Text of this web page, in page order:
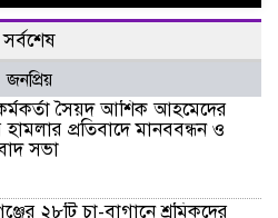
সর্বশেষ
জনপ্রিয়
সৈয়দ আশিক আহমেদের
প্রতিবাদে মানববন্ধন ও
সভা
২৮টি চা-বাগানে শ্রমিকদের